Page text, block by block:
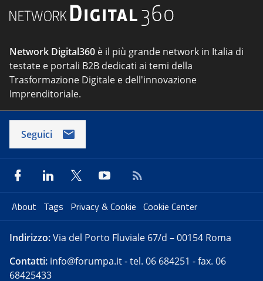
Network Digital360 è il più grande network in Italia di
testate e portali B2B dedicati ai temi della
Trasformazione Digitale e dell'innovazione
Imprenditoriale.
Seguici
About Tags Privacy & Cookie Cookie Center
Indirizzo:Via del Porto Fluviale 67/d – 00154 Roma
Contatti: info@forumpa.it- tel. 06 684251 - fax. 06
68425433